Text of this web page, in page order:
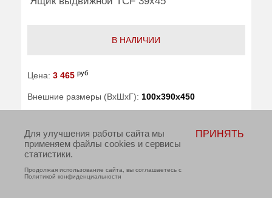
В НАЛИЧИИ
Цена: 3 465 руб
Внешние размеры (ВхШхГ): 100x390x450
Вес (кг):
Производитель: Промет
Категория:
Шкафы металлические -
Для улучшения работы сайта мы
применяем файлы cookies и сервисы
статистики.
Продолжая использование сайта, вы соглашаетесь с
Политикой конфиденциальности
ПРИНЯТЬ